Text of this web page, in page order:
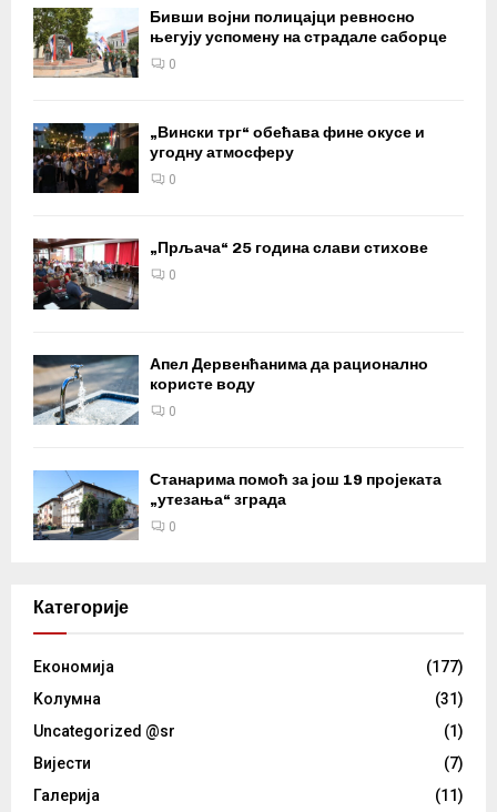
Бивши војни полицајци ревносно
његују успомену на страдале саборце
0
„Вински трг“ обећава фине окусе и
угодну атмосферу
0
„Прљача“ 25 година слави стихове
0
Апел Дервенћанима да рационално
користе воду
0
Станарима помоћ за још 19 пројеката
„утезања“ зграда
0
Категорије
Eкономија
(177)
Kолумнa
(31)
Uncategorized @sr
(1)
Вијести
(7)
Галерија
(11)